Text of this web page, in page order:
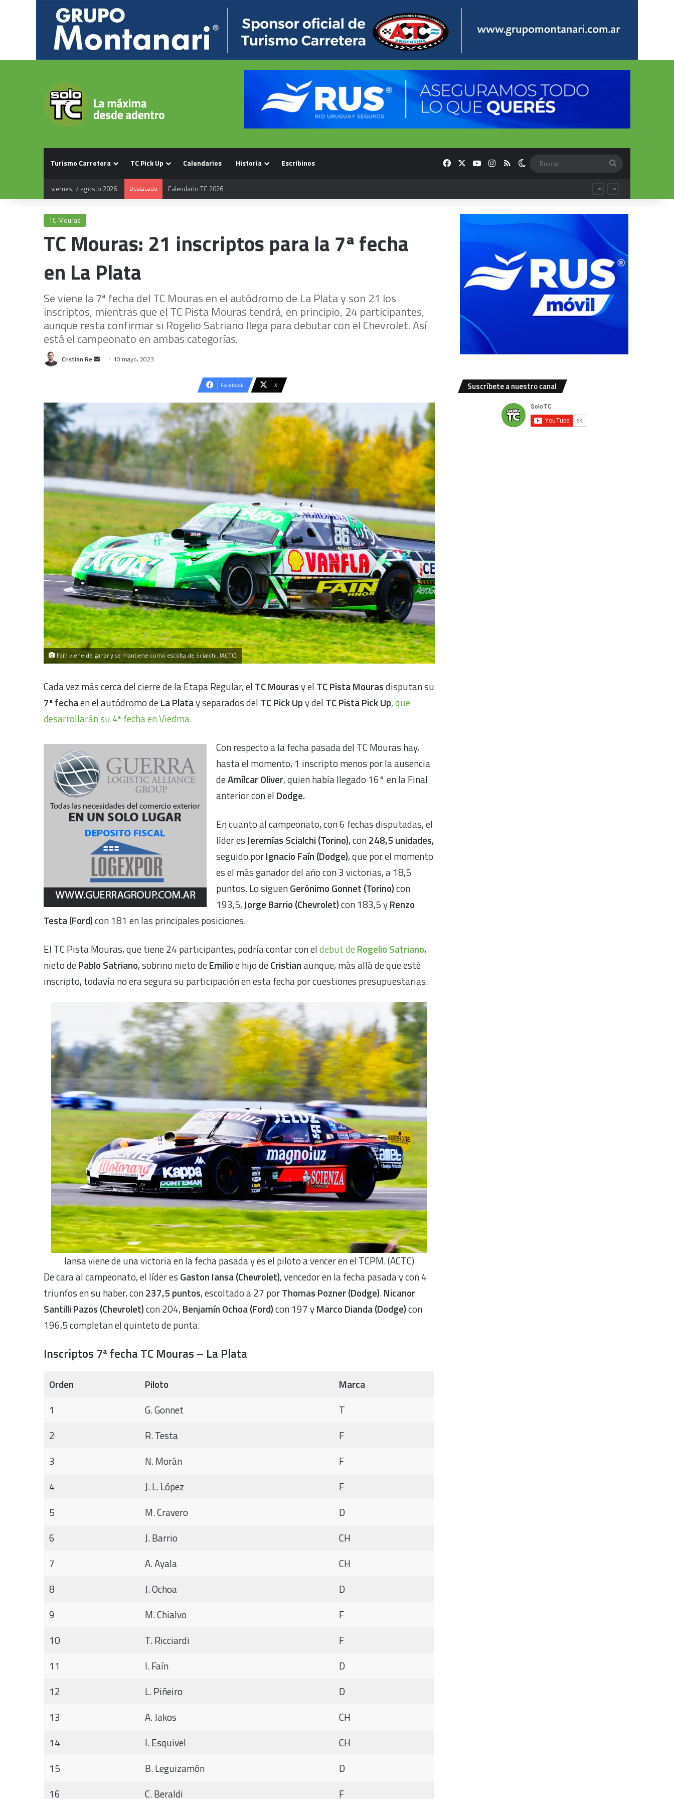
Turismo Carretera TC Pick Up Calendarios Historia Escribinos FacebookYouTubeInstagram
RSS Switch skin
viernes, 7 agosto 2026 Destacado Calendario TC 2026
TC Mouras
TC Mouras: 21 inscriptos para la 7ª fecha
en La Plata
Se viene la 7ª fecha del TC Mouras en el autódromo de La Plata y son 21 los
inscriptos, mientras que el TC Pista Mouras tendrá, en principio, 24 participantes,
aunque resta confirmar si Rogelio Satriano llega para debutar con el Chevrolet. Así
está el campeonato en ambas categorías.
Cristian Re
Send 10 mayo, 2023
Facebook X
Faín viene de ganar y se mantiene como escolta de Scialchi. (ACTC)
Cada vez más cerca del cierre de la Etapa Regular, el TC Mourasy el TC Pista Mourasdisputan su
7ª fechaen el autódromo deLa Platay separados del TC Pick Upy del TC Pista Pick Up,que
desarrollarán su 4ª fecha en Viedma.
Con respecto a la fecha pasada del TC Mouras hay,
hasta el momento, 1 inscripto menos por la ausencia
deAmílcar Oliver, quien había llegado 16° en la Final
anterior con el Dodge.
En cuanto al campeonato, con 6 fechas disputadas, el
líder es Jeremías Scialchi (Torino), con248,5 unidades,
seguido porIgnacio Faín (Dodge), que por el momento
es el más ganador del año con 3 victorias, a 18,5
puntos. Lo siguenGerónimo Gonnet (Torino)con
193,5, Jorge Barrio (Chevrolet)con 183,5 yRenzo
Testa (Ford)con 181 en las principales posiciones.
El TC Pista Mouras, que tiene 24 participantes, podría contar con eldebut deRogelio Satriano,
nieto dePablo Satriano, sobrino nieto deEmilioe hijo deCristianaunque, más allá de que esté
inscripto, todavía no era segura su participación en esta fecha por cuestiones presupuestarias.
Iansa viene de una victoria en la fecha pasada y es el piloto a vencer en el TCPM. (ACTC)
De cara al campeonato, el líder es Gaston Iansa (Chevrolet), vencedor en la fecha pasada y con 4
triunfos en su haber, con237,5 puntos, escoltado a 27 porThomas Pozner (Dodge).Nicanor
Santilli Pazos (Chevrolet)con 204, Benjamín Ochoa (Ford)con 197 yMarco Dianda (Dodge)con
196,5 completan el quinteto de punta.
Inscriptos 7ª fecha TC Mouras – La Plata
Orden Piloto
Marca
1
G. Gonnet
T
2
R. Testa
F
3
N. Morán
F
4
J. L. López
F
5
M. Cravero
D
6
J. Barrio
CH
7
A. Ayala
CH
8
J. Ochoa
D
9
M. Chialvo
F
10
T. Ricciardi
F
11
I. Faín
D
12
L. Piñeiro
D
13
A. Jakos
CH
14
I. Esquivel
CH
15
B. Leguizamón
D
16
C. Beraldi F
Suscríbete a nuestro canal